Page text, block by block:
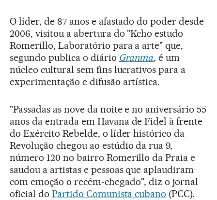
O líder, de 87 anos e afastado do poder desde
2006, visitou a abertura do "Kcho estudo
Romerillo, Laboratório para a arte" que,
segundo publica o diário Granma, é um
núcleo cultural sem fins lucrativos para a
experimentação e difusão artística.
"Passadas as nove da noite e no aniversário 55
anos da entrada em Havana de Fidel à frente
do Exército Rebelde, o líder histórico da
Revolução chegou ao estúdio da rua 9,
número 120 no bairro Romerillo da Praia e
saudou a artistas e pessoas que aplaudiram
com emoção o recém-chegado", diz o jornal
oficial do Partido Comunista cubano (PCC).